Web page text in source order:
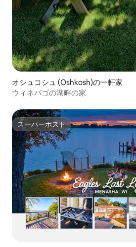
オシュコシュ (Oshkosh)の一軒家
ウィネバゴの湖畔の家
スーパーホスト
スーパーホスト